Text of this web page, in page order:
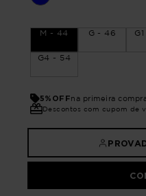
M - 44 G - 46
G4 - 54
5%OFFna primeira
Descontos com cupom de